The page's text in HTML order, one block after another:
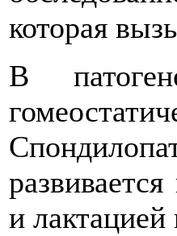
которая
В
и